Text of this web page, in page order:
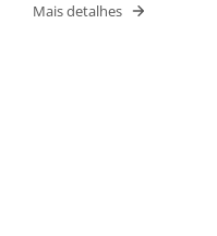
Mais detalhes